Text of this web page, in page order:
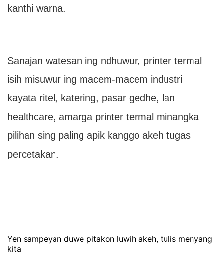
kanthi warna.
Sanajan watesan ing ndhuwur, printer termal
isih misuwur ing macem-macem industri
kayata ritel, katering, pasar gedhe, lan
healthcare, amarga printer termal minangka
pilihan sing paling apik kanggo akeh tugas
percetakan.
Yen sampeyan duwe pitakon luwih akeh, tulis menyang
kita